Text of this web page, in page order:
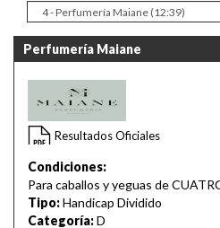
Perfumería Maiane
Resultados Oficiales
Condiciones:
Para caballos y yeguas de
Tipo:Handicap Dividido
Categoría:D